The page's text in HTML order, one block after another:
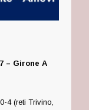
– Girone A
4 (reti Trivino,